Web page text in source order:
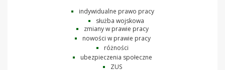
indywidualne prawo pracy
służba wojskowa
zmiany w prawie pracy
nowości w prawie pracy
różności
ubezpieczenia społeczne
ZUS